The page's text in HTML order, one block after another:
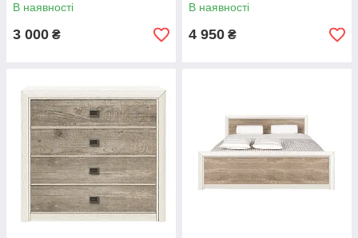
В наявності
3 000 ₴
В наявності
4 950 ₴